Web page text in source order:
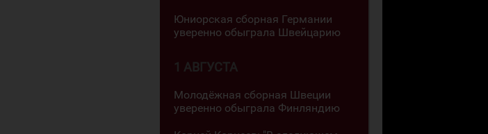
Юниорская сборная Германии
уверенно обыграла Швейцарию
1 АВГУСТА
Молодёжная сборная Швеции
уверенно обыграла Финляндию